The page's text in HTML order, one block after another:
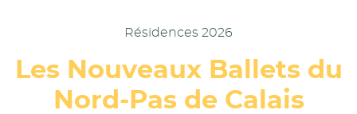
Résidences 2026
Les Nouveaux Ballets du
Nord-Pas de Calais